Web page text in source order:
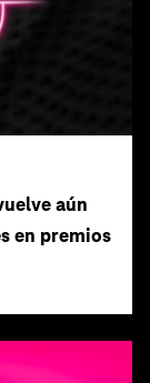
aún
en premios